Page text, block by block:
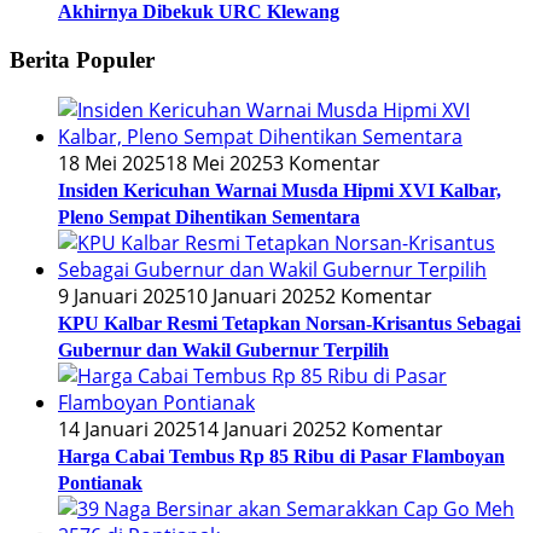
Akhirnya Dibekuk URC Klewang
Berita Populer
18 Mei 202518 Mei 20253 Komentar
Insiden Kericuhan Warnai Musda Hipmi XVI Kalbar,
Pleno Sempat Dihentikan Sementara
9 Januari 202510 Januari 20252 Komentar
KPU Kalbar Resmi Tetapkan Norsan-Krisantus Sebagai
Gubernur dan Wakil Gubernur Terpilih
14 Januari 202514 Januari 20252 Komentar
Harga Cabai Tembus Rp 85 Ribu di Pasar Flamboyan
Pontianak